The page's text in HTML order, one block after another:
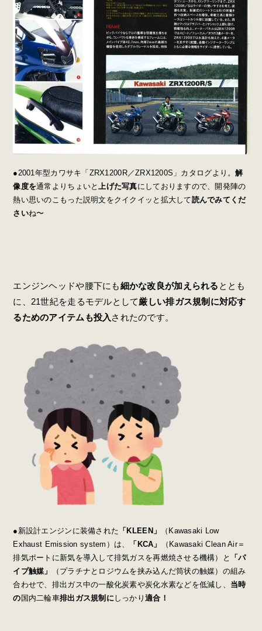
●2001年型カワサキ「ZRX1200R／ZRX1200S」カタログより。解
像度を通常よりちょいと上げた写真にしておりますので、開発陣の
熱い思いのこもった説明文をクイクイッと拡大して読んでみてくだ
さいね〜
エンジンヘッドや腰下にも細かな改良が加えられる ととも
に、21世紀を走るモデルとして厳しい排ガス規制に対応す
るためのアイテムも投入 されたのです。
● 新設計エンジンに装備された 「KLEEN」
（Kawasaki Low
Exhaust Emission system）は、
「KCA」
（Kawasaki Clean Air＝
排気ポートに新気を導入して排気ガスを再燃焼させる機構）と
「パ
イプ触媒」
（プラチナとロジウムを挟み込んだ筒状の触媒）の組み
合わせで、排出ガス中の一酸化炭素や炭化水素などを低減し、 当時
の 国内二輪車排出ガス規制にしっかり適合！